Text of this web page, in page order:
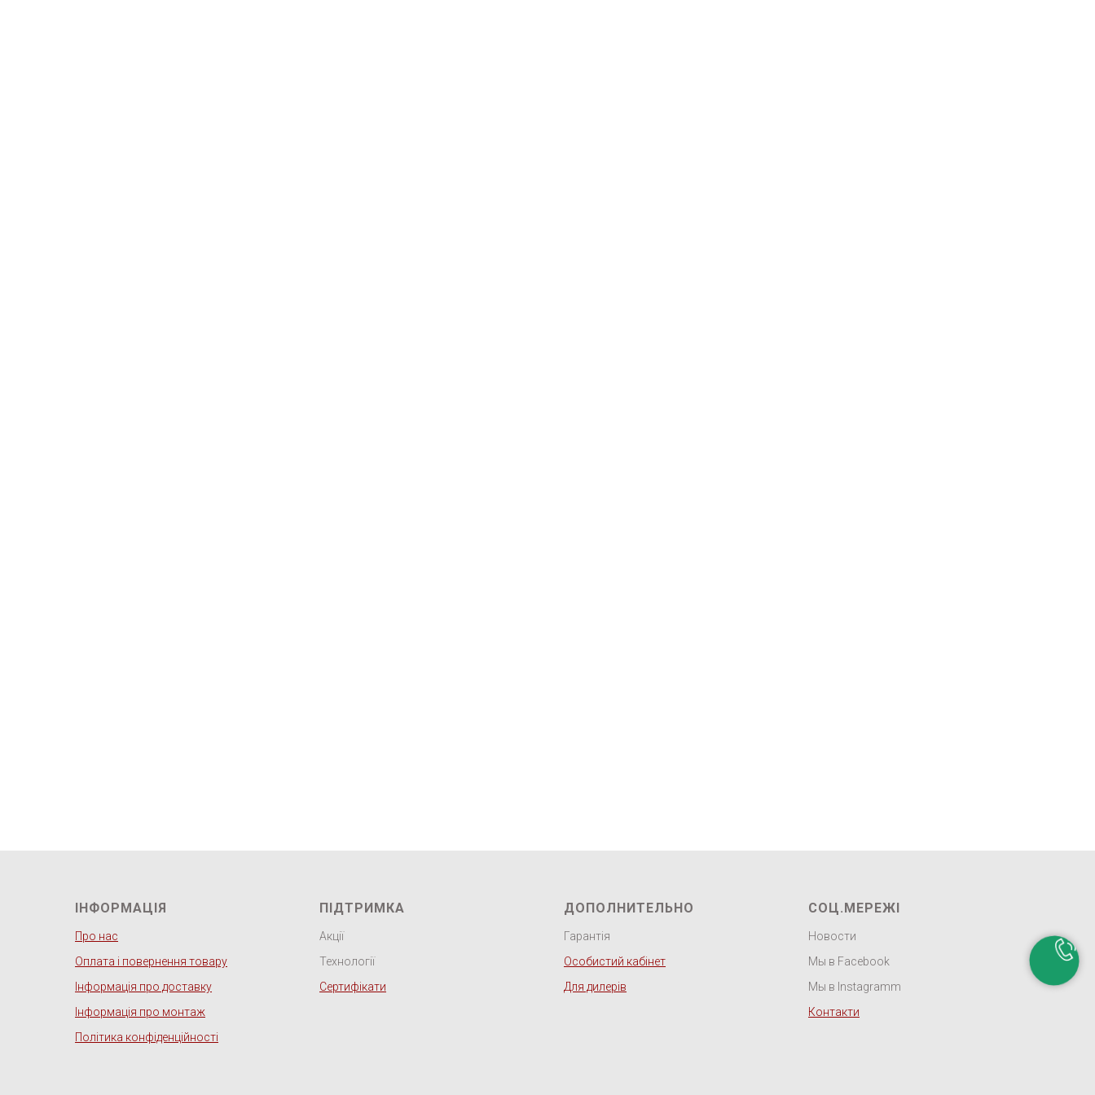
ІНФОРМАЦІЯ
Про нас
Оплата і повернення товару
Інформація про доставку
Інформація про монтаж
Політика конфіденційності
ПІДТРИМКА
Акції
Технології
Сертифікати
ДОПОЛНИТЕЛЬНО
Гарантія
Особистий кабінет
Для дилерів
СОЦ.МЕРЕЖІ
Новости
Мы в Facebook
Мы в Instagramm
Контакти